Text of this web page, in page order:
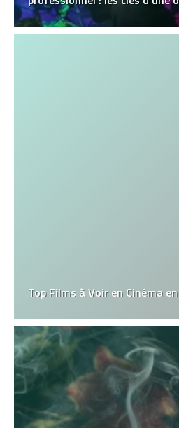
Top Films à Voir en Cinéma